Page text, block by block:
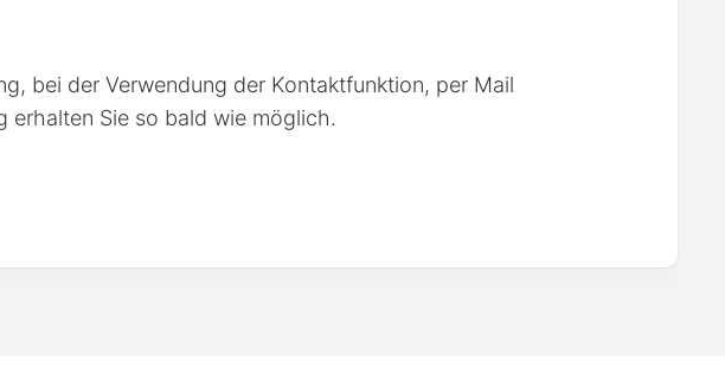
bei der Verwendung der Kontaktfunktion, per Mail
erhalten Sie so bald wie möglich.